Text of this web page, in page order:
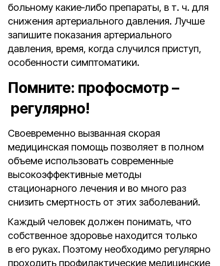
больному какие‑либо препараты, в т. ч. для
снижения артериального давления. Лучше
запишите показания артериального
давления, время, когда случился приступ,
особенности симптоматики.
Помните: профосмотр –
регулярно!
Своевременно вызванная скорая
медицинская помощь позволяет в полном
объеме использовать современные
высокоэффективные методы
стационарного лечения и во много раз
снизить смертность от этих заболеваний.
Каждый человек должен понимать, что
собственное здоровье находится только
в его руках. Поэтому необходимо регулярно
проходить профилактические медицинские